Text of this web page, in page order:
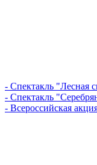
- Спектакль "Лесная
- Спектакль
- Всероссийская